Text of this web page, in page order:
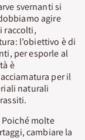
svernanti si
agire
raccolti,
l’obiettivo è di
per esporle al
è
per il
naturali
molte
cambiare la